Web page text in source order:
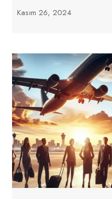
Kasım 26, 2024